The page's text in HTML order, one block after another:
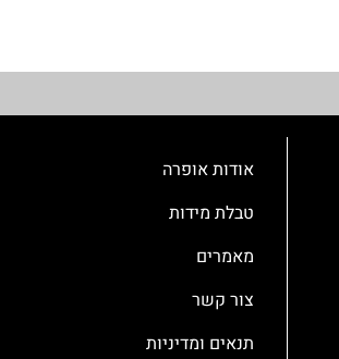
אודות אופרה
טבלת מידות
מאמרים
צור קשר
תנאים ומדיניות